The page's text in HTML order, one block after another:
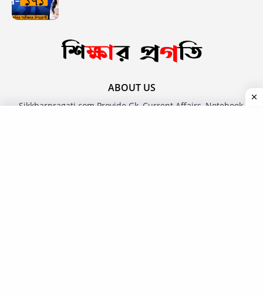
ABOUT US
Sikkharpragati.com Provide Gk, Current Affairs, Notebook,